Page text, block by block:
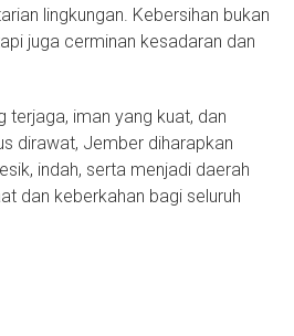
lingkungan. Kebersihan bukan
juga cerminan kesadaran dan
terjaga, iman yang kuat, dan
dirawat, Jember diharapkan
indah, serta menjadi daerah
dan keberkahan bagi seluruh